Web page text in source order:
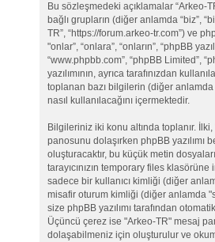
Bu sözleşmedeki açıklamalar “Arkeo-
bağlı grupların (diğer anlamda “biz”,
TR”, “https://forum.arkeo-tr.com”) ve
"onlar”, “onlara”, “onların”, “phpBB
“www.phpbb.com”, “phpBB Limited”,
yazılımının, ayrıca tarafınızdan
toplanan bazı bilgilerin (diğer anlamda
nasıl kullanılacağını içermektedir.
Bilgileriniz iki konu altında toplanır.
panosunu dolaşırken phpBB yazılımı
oluşturacaktır, bu küçük metin
tarayıcınızın temporary files
sadece bir kullanıcı kimliği (diğer
misafir oturum kimliği (diğer anlamda
size phpBB yazılımı tarafından
Üçüncü çerez ise "Arkeo-TR" mesaj
dolaşabilmeniz için oluşturulur ve